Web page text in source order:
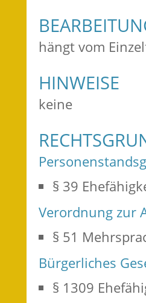
hängt vom
HINWEISE
keine
§ 39
Verordnung zur
§ 51
Bürgerliches
§ 1309